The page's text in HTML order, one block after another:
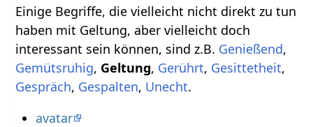
Einige Begriffe, die vielleicht nicht direkt zu tun
haben mit Geltung‏‎, aber vielleicht doch
interessant sein können, sind z.B.
,
, , ,
,
, , Unecht.
avatar